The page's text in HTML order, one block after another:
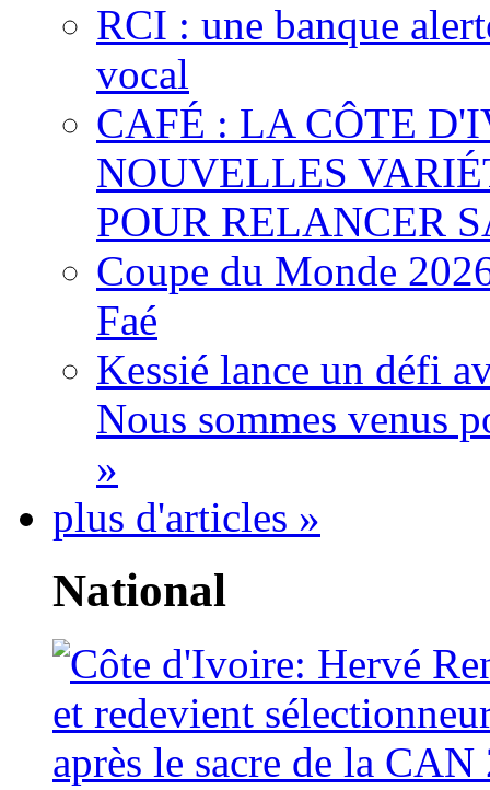
RCI : une banque
vocal
CAFÉ : LA CÔTE
NOUVELLES
POUR RELANCER
Coupe du Monde
Faé
Kessié lance un défi
Nous sommes venus
»
plus d'articles »
National